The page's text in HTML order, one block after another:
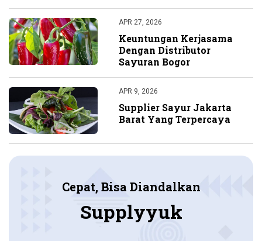
APR 27, 2026
Keuntungan Kerjasama
Dengan Distributor
Sayuran Bogor
APR 9, 2026
Supplier Sayur Jakarta
Barat Yang Terpercaya
Cepat, Bisa Diandalkan
Supplyyuk